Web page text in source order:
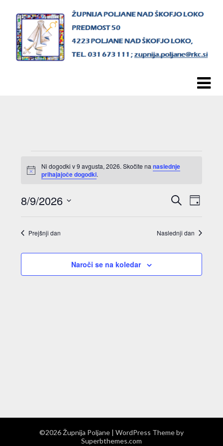
content
Dogodki
9
avgusta,
Notice
Ni dogodki v 9 avgusta, 2026. Skočite nanaslednje
prihajajoče dogodki.
Dogodki
za
in
Iskanje
Dan
8/9/2026
Izberite
Prejšnji dan Naslednji dan
Naroči se na koledar
©2026 Župnija Poljane | WordPress Theme by
Superbthemes.com